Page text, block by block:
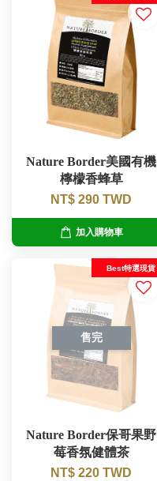
Nature Border美國有機
檸檬香蜂草
NT$ 290 TWD
加入購物車
售完
Best特選現貨
Nature Border保哥果野
莓香氛健體茶
NT$ 220 TWD